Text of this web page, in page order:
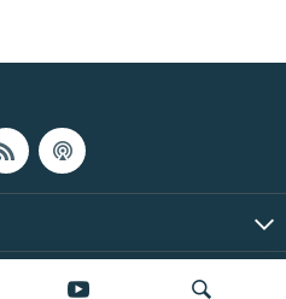
2026 Inc. | Bütün hüquqlar qorunur